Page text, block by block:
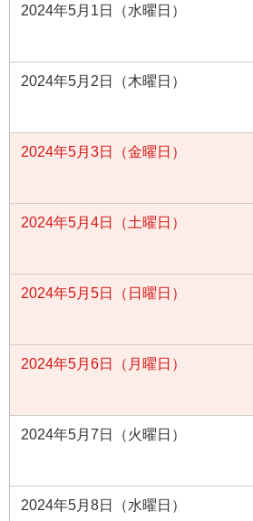
2024年5月1日（水曜日）
2024年5月2日（木曜日）
2024年5月3日（金曜日）
2024年5月4日（土曜日）
2024年5月5日（日曜日）
2024年5月6日（月曜日）
2024年5月7日（火曜日）
2024年5月8日（水曜日）